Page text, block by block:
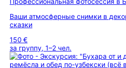
Ваши атмосферные снимки в
сказки
150 €
за группу, 1–2 чел.